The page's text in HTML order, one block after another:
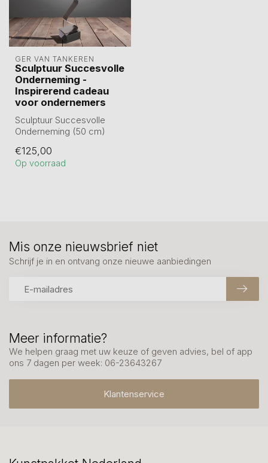
GER VAN TANKEREN
Sculptuur Succesvolle
Onderneming -
Inspirerend cadeau
voor ondernemers
Sculptuur Succesvolle
Onderneming (50 cm)
volharding. ...
€125,00
Op voorraad
Meer informatie?
We helpen graag met uw keuze of geven advies, bel of app
ons 7 dagen per week: 06-23643267
Klantenservice
Mis onze nieuwsbrief niet
Schrijf je in en ontvang onze nieuwe aanbiedingen